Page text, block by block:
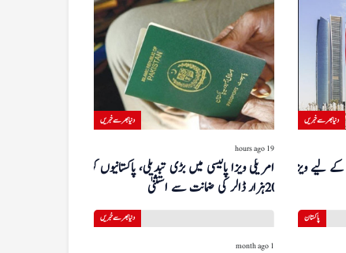
دنیا بھر سے خبریں
19 hours ago
امریکی ویزا پالیسی میں بڑی تبدیلی، پاکستانیوں کو
20 ہزار ڈالر کی ضمانت سے استثنیٰ
دنیا بھر سے خبریں
لیے ویزا کا
دنیا بھر سے خبریں
1 month ago
پاکستان